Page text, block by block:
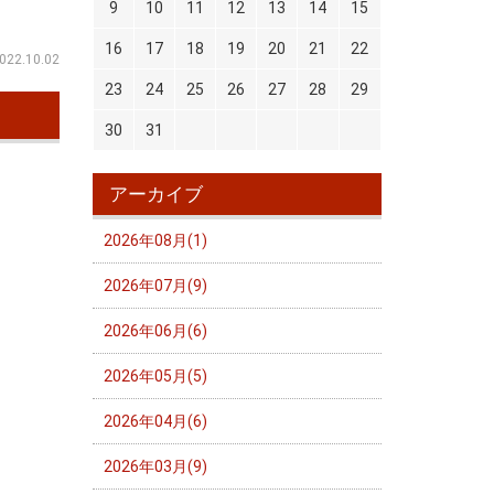
9 10 11 12 13 14 15
16 17 18 19 20 21 22
23 24 25 26 27 28 29
30 31
アーカイブ
2026年08月(1)
2026年07月(9)
2026年06月(6)
2026年05月(5)
2026年04月(6)
2026年03月(9)